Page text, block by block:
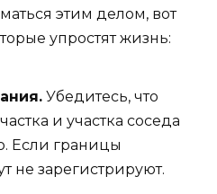
этим делом, вот
упростят жизнь:
Убедитесь, что
и участка соседа
Если границы
не зарегистрируют.